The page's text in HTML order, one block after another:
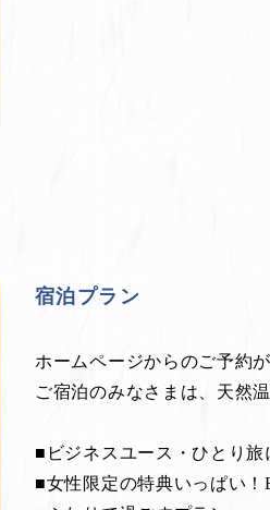
宿泊プラン
ホームページからのご予約が
ご宿泊のみなさまは、天然
■ビジネスユース・ひとり旅
■女性限定の特典いっぱい！